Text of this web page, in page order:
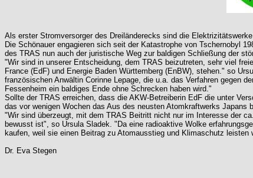
Als erster Stromversorger des Dreiländerecks sind die
Die Schönauer engagieren sich seit der Katastrophe von Tschernobyl
des TRAS nun auch der juristische Weg zur baldigen Schließung der
"Wir sind in unserer Entscheidung, dem TRAS beizutreten, sehr viel
France (EdF) und Energie Baden Württemberg (EnBW), stehen." so
französischen Anwältin Corinne Lepage, die u.a. das Verfahren gegen
Fessenheim ein baldiges Ende ohne Schrecken haben wird."
Sollte der TRAS erreichen, dass die AKW-Betreiberin EdF die unter
das vor wenigen Wochen das Aus des neusten Atomkraftwerks
"Wir sind überzeugt, mit dem TRAS Beitritt nicht nur im Interesse der
bewusst ist", so Ursula Sladek. "Da eine radioaktive Wolke
kaufen, weil sie einen Beitrag zu Atomausstieg und Klimaschutz leisten
Dr. Eva Stegen